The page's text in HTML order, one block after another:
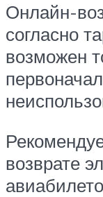
Онлайн-
согласно
возможен
возврате